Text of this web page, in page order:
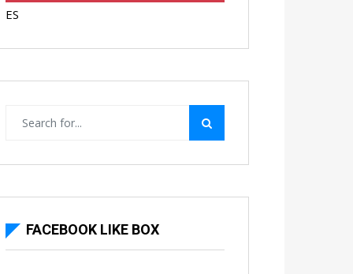
ES
FACEBOOK LIKE BOX